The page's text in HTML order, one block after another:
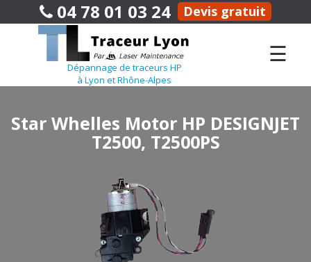
04 78 01 03 24 Devis gratuit
Dépannage de traceurs HP
à Lyon et Rhône-Alpes
☰
Star Whelles Motor HP DESIGNJET
T2500, T2500PS